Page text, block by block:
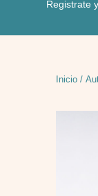
Registrate
Inicio/